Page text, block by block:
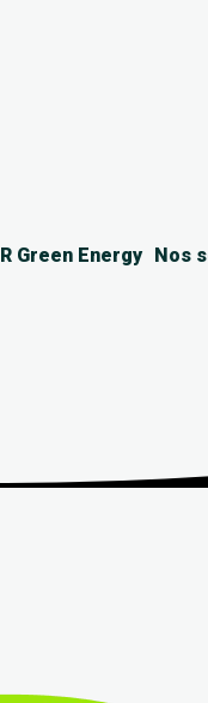
R Green Energy Nos